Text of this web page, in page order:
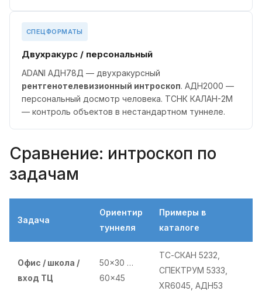
СПЕЦФОРМАТЫ
Двухракурс / персональный
ADANI АДН78Д — двухракурсный
рентгенотелевизионный интроскоп. АДН2000 —
персональный досмотр человека. ТСНК КАЛАН-2М
— контроль объектов в нестандартном туннеле.
Сравнение: интроскоп по
задачам
Задача
Ориентир
туннеля
Примеры в
каталоге
Офис / школа /
вход ТЦ
50×30 …
60×45
ТС-СКАН 5232,
СПЕКТРУМ 5333,
XR6045, АДН53